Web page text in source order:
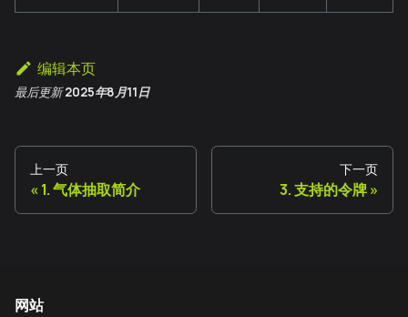
编辑本页
最后更新 2025年8月11日
上一页
1. 气体抽取简介
下一页
3. 支持的令牌
网站